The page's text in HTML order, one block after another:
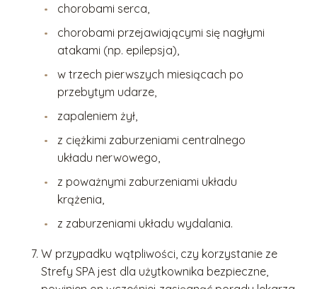
chorobami serca,
chorobami przejawiającymi się nagłymi
atakami (np. epilepsja),
w trzech pierwszych miesiącach po
przebytym udarze,
zapaleniem żył,
z ciężkimi zaburzeniami centralnego
układu nerwowego,
z poważnymi zaburzeniami układu
krążenia,
z zaburzeniami układu wydalania.
W przypadku wątpliwości, czy korzystanie ze
Strefy SPA jest dla użytkownika bezpieczne,